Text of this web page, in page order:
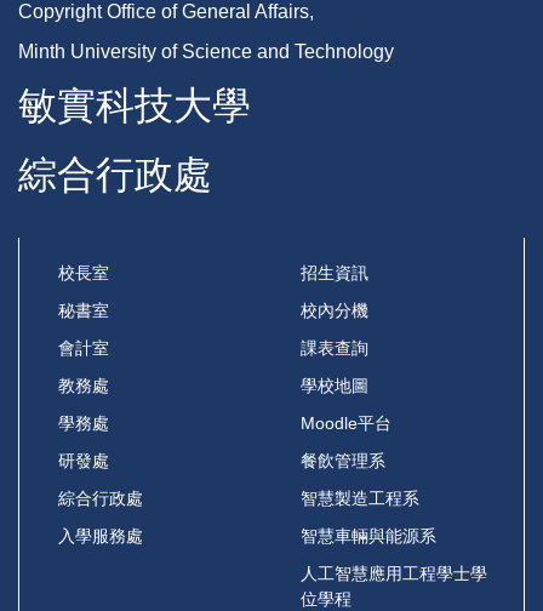
Copyright Office of General Affairs,
Minth University of Science and Technology
敏實科技大學
綜合行政處
校長室
秘書室
會計室
教務處
學務處
研發處
綜合行政處
入學服務處
招生資訊
校內分機
課表查詢
學校地圖
Moodle平台
餐飲管理系
智慧製造工程系
智慧車輛與能源系
人工智慧應用工程學士學
位學程